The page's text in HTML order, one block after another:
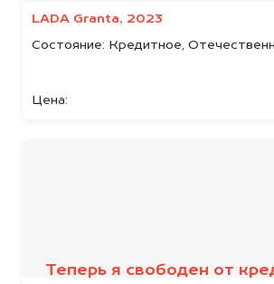
LADA Granta, 2023
Состояние: Кредитное,
Цена:
Теперь я свободен от
банками